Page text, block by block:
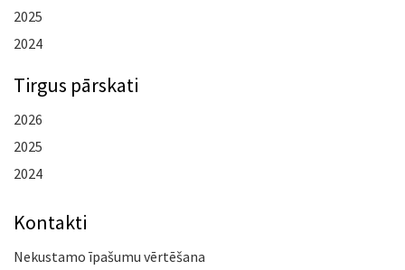
2025
2024
Tirgus pārskati
2026
2025
2024
Kontakti
Nekustamo īpašumu vērtēšana